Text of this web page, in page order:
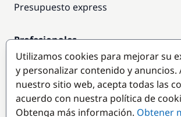
Presupuesto express
Profesionales
Acceso empresas
Colaborar como empresa
Destinos populares
Utilizamos cookies para mejorar su
y personalizar contenido y anuncios.
nuestro sitio web, acepta todas las
acuerdo con nuestra política de
Obtenga más información. Obtener